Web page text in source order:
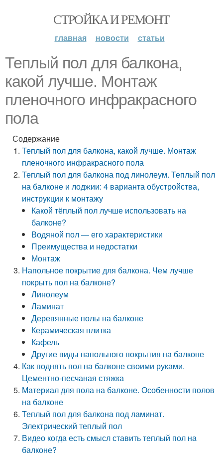
СТРОЙКА И РЕМОНТ
главная новости статьи
Теплый пол для балкона,
какой лучше. Монтаж
пленочного инфракрасного
пола
Содержание
Теплый пол для балкона, какой лучше. Монтаж
пленочного инфракрасного пола
Теплый пол для балкона под линолеум. Теплый пол
на балконе и лоджии: 4 варианта обустройства,
инструкции к монтажу
Какой тёплый пол лучше использовать на
балконе?
Водяной пол — его характеристики
Преимущества и недостатки
Монтаж
Напольное покрытие для балкона. Чем лучше
покрыть пол на балконе?
Линолеум
Ламинат
Деревянные полы на балконе
Керамическая плитка
Кафель
Другие виды напольного покрытия на балконе
Как поднять пол на балконе своими руками.
Цементно-песчаная стяжка
Материал для пола на балконе. Особенности полов
на балконе
Теплый пол для балкона под ламинат.
Электрический теплый пол
Видео когда есть смысл ставить теплый пол на
балконе?